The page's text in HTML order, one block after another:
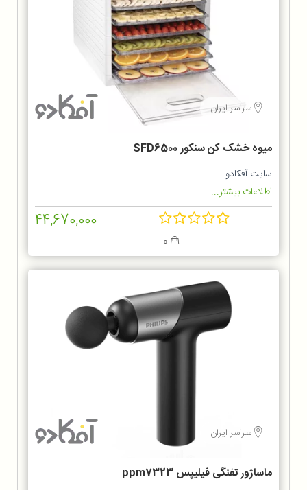
سراسر ایران
میوه خشک کن سنکور SFD6500
سایت آفکادو
اطلاعات بیشتر...
44,670,000
سراسر ایران
ماساژور تفنگی فیلیپس ppm7323